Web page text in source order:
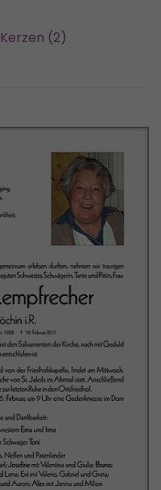
Kerzen (2)